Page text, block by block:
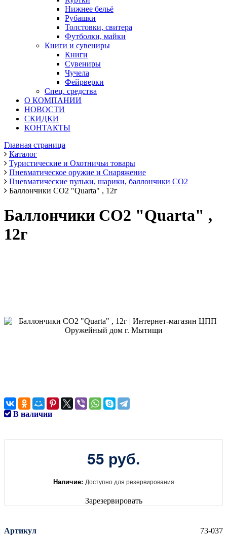
Нижнее бельё
Рубашки
Толстовки, свитера
Футболки, майки
Книги и сувениры
Книги
Сувениры
Чучела
Фейрверки
Спец. средства
О КОМПАНИИ
НОВОСТИ
СКИДКИ
КОНТАКТЫ
Главная страница
Каталог
Туристические и Охотничьи товары
Пневматическое оружие и Снаряжение
Пневматические пульки, шарики, баллончики СО2
Баллончики CO2 "Quarta" , 12г
Баллончики CO2 "Quarta" ,
12г
В наличии
55 руб.
Наличие: Доступно для резервирования
Зарезервировать
Артикул 73-037